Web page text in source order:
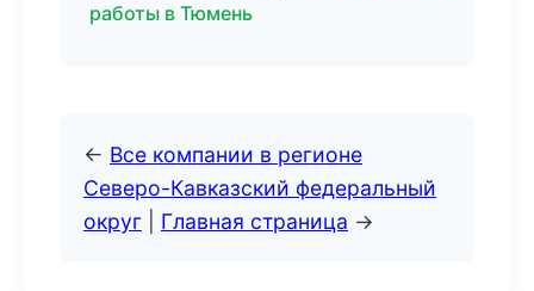
работы в Тюмень
← Все компании в регионе
Северо-Кавказский федеральный
округ
Главная страница →